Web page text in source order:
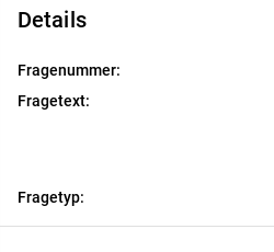
Details
Fragenummer:
Fragetext:
Fragetyp: